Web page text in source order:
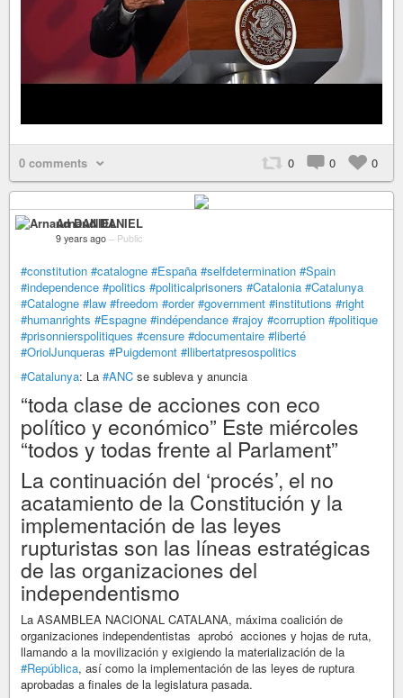
0 comments 0 0 0
Arnaud DANIEL
9 years ago – Public
#constitution #catalogne #España #selfdetermination #Spain
#independence #politics #politicalprisoners #Catalonia #Catalunya
#Catalogne #law #freedom #order #government #institutions #right
#humanrights #Espagne #indépendance #rajoy #corruption #politique
#prisonnierspolitiques #censure #documentaire #liberté
#OriolJunqueras #Puigdemont #llibertatpresospolitics
#Catalunya: La #ANC se subleva y anuncia
“toda clase de acciones con eco
político y económico” Este miércoles
“todos y todas frente al Parlament”
La continuación del ‘procés’, el no
acatamiento de la Constitución y la
implementación de las leyes
rupturistas son las líneas estratégicas
de las organizaciones del
independentismo
La ASAMBLEA NACIONAL CATALANA, máxima coalición de
organizaciones independentistas aprobó acciones y hojas de ruta,
llamando a la movilización y exigiendo la materialización de la
#República, así como la implementación de las leyes de ruptura
aprobadas a finales de la legislatura pasada.